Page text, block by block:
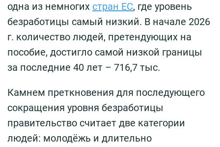
одна из немногих стран ЕС, где уровень
безработицы самый низкий. В начале 2026
г. количество людей, претендующих на
пособие, достигло самой низкой границы
за последние 40 лет – 716,7 тыс.
Камнем преткновения для последующего
сокращения уровня безработицы
правительство считает две категории
людей: молодёжь и длительно